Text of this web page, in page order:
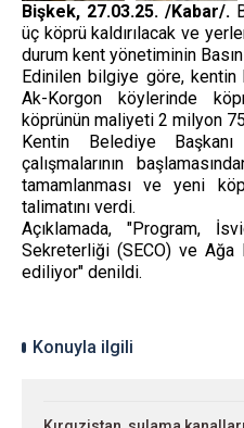
Bişkek, 27.03.25. /Kabar/.
üç köprü kaldırılacak ve
durum kent yönetiminin
Edinilen bilgiye göre,
Ak-Korgon köylerinde
köprünün maliyeti 2 milyon
Kentin Belediye
çalışmalarının
tamamlanması ve yeni
talimatını verdi.
Açıklamada, "Program,
Sekreterliği (SECO) ve Ağa
ediliyor" denildi.
Konuyla ilgili